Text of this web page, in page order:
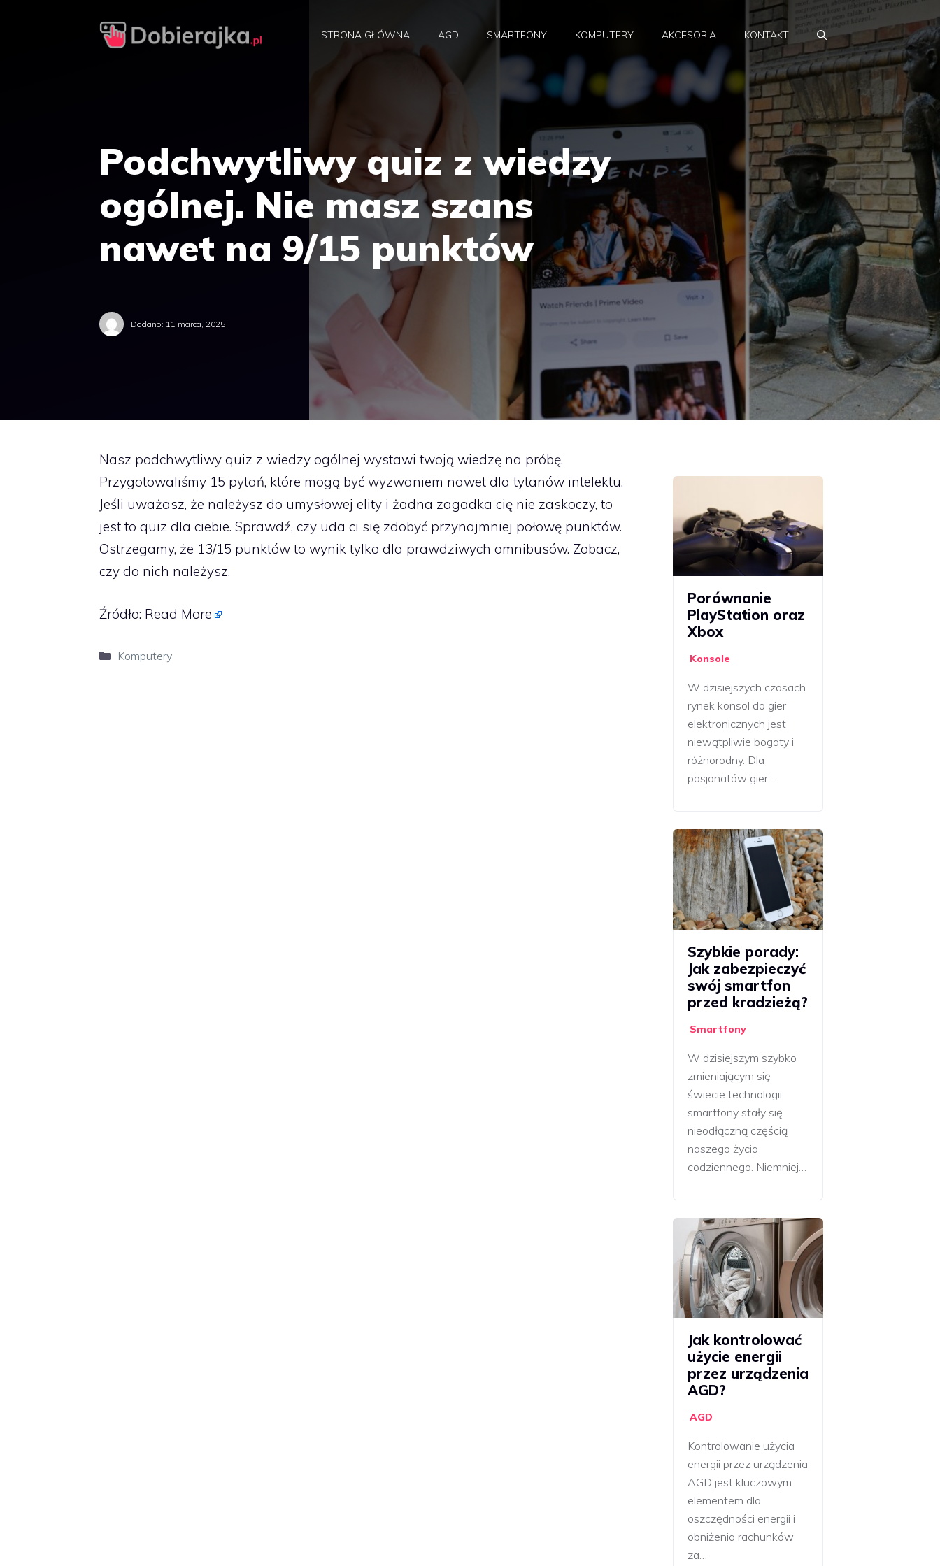
STRONA GŁÓWNA AGD SMARTFONY KOMPUTERY AKCESORIA KONTAKT
Podchwytliwy quiz z wiedzy
ogólnej. Nie masz szans
nawet na 9/15 punktów
Dodano: 11 marca, 2025
Nasz podchwytliwy quiz z wiedzy ogólnej wystawi twoją wiedzę na próbę.
Przygotowaliśmy 15 pytań, które mogą być wyzwaniem nawet dla tytanów intelektu.
Jeśli uważasz, że należysz do umysłowej elity i żadna zagadka cię nie zaskoczy, to
jest to quiz dla ciebie. Sprawdź, czy uda ci się zdobyć przynajmniej połowę punktów.
Ostrzegamy, że 13/15 punktów to wynik tylko dla prawdziwych omnibusów. Zobacz,
czy do nich należysz.
Źródło: Read More
Kategorie
Komputery
Porównanie
PlayStation oraz
Xbox
Konsole
W dzisiejszych czasach
rynek konsol do gier
elektronicznych jest
niewątpliwie bogaty i
różnorodny. Dla
pasjonatów gier…
Szybkie porady:
Jak zabezpieczyć
swój smartfon
przed kradzieżą?
Smartfony
W dzisiejszym szybko
zmieniającym się
świecie technologii
smartfony stały się
nieodłączną częścią
naszego życia
codziennego. Niemniej…
Jak kontrolować
użycie energii
przez urządzenia
AGD?
AGD
Kontrolowanie użycia
energii przez urządzenia
AGD jest kluczowym
elementem dla
oszczędności energii i
obniżenia rachunków
za…